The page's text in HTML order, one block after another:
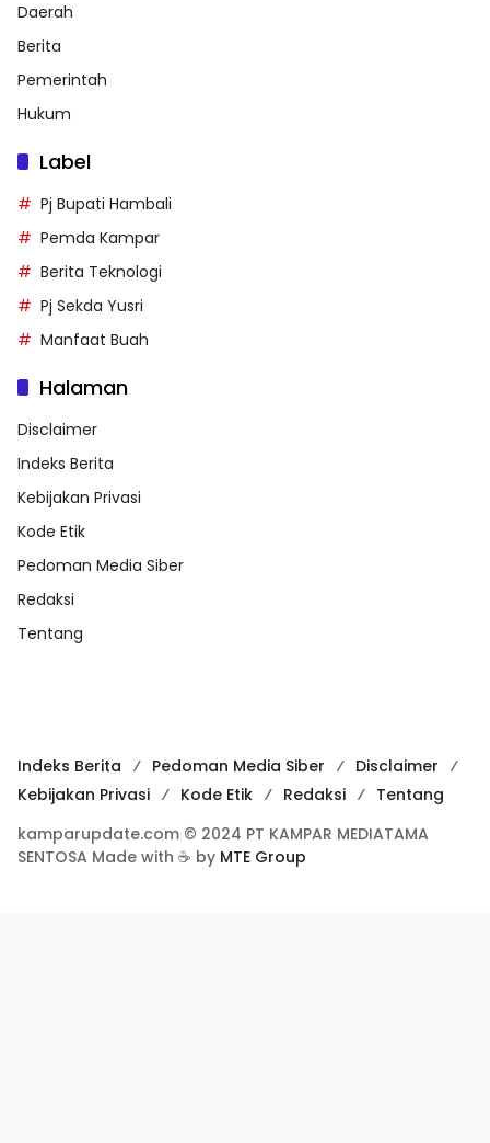
Daerah
Berita
Pemerintah
Hukum
Label
Pj Bupati Hambali
Pemda Kampar
Berita Teknologi
Pj Sekda Yusri
Manfaat Buah
Halaman
Disclaimer
Indeks Berita
Kebijakan Privasi
Kode Etik
Pedoman Media Siber
Redaksi
Tentang
Indeks Berita Pedoman Media Siber
Disclaimer
Kebijakan Privasi
Kode Etik Redaksi
Tentang
kamparupdate.com © 2024 PT KAMPAR MEDIATAMA
SENTOSA Made with ☕ by MTE Group